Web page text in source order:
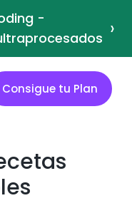
-
›
Consigue tu Plan